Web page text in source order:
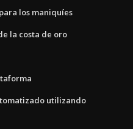
los maniquíes
la costa de oro
utilizando